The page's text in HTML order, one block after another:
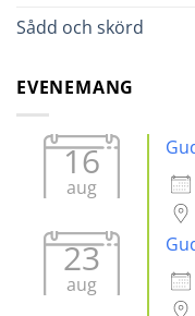
Sådd och skörd
EVENEMANG
16
aug
23
aug